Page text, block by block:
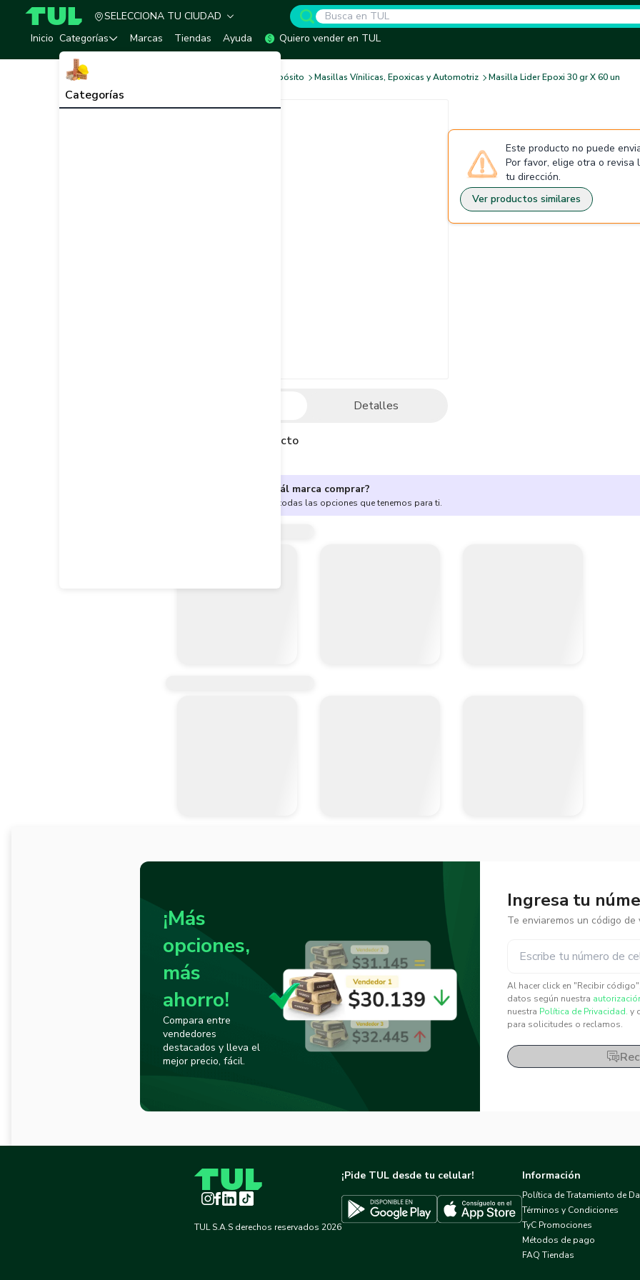
TUL - Tu Marketplace de Construcción
SELECCIONA TU CIUDAD
Inicio Categorías
Categorías
Marcas Tiendas Ayuda Quiero vender en TUL
Pinturas Multipropósito Masillas Vínilicas, Epoxicas y Automotriz Masilla Lider Epoxi 30 gr X 60 un
Detalles
Descripción del producto
Este producto no puede
Por favor, elige otra o revisa
tu dirección.
Ver productos similares
¿No sabes cuál marca comprar?
Encuentra aquí todas las opciones que tenemos para ti.
¡Más
opciones,
más
ahorro!
Compara entre
vendedores
destacados y lleva el
mejor precio, fácil.
Ingresa tu
Te enviaremos un código de
Al hacer click en "Recibir
datos según nuestra
nuestra Política de Privacidad. y
para solicitudes o reclamos.
Instagram
Facebook
LinkedInTikTok
TUL S.A.S derechos reservados 2026
¡Pide TUL desde tu celular!
Descargar TUL en Google PlayDescargar TUL en App Store
Información
Política de Tratamiento de
Términos y Condiciones
TyC Promociones
Métodos de pago
FAQ Tiendas